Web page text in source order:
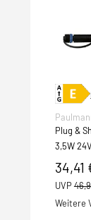
Plug &
3,5W 24V
34,41
UVP
Weitere